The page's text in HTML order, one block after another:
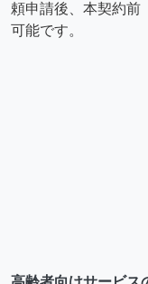
頼申請後、本契約前
可能です。